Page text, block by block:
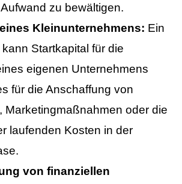
zu bewältigen.
Kleinunternehmens: Ein
Startkapital für die
eigenen Unternehmens
für die Anschaffung von
Marketingmaßnahmen oder die
laufenden Kosten in der
von finanziellen